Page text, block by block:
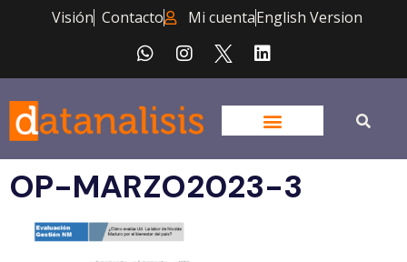
Visión Contacto Mi cuentaEnglish Version
OP-MARZO2023-3